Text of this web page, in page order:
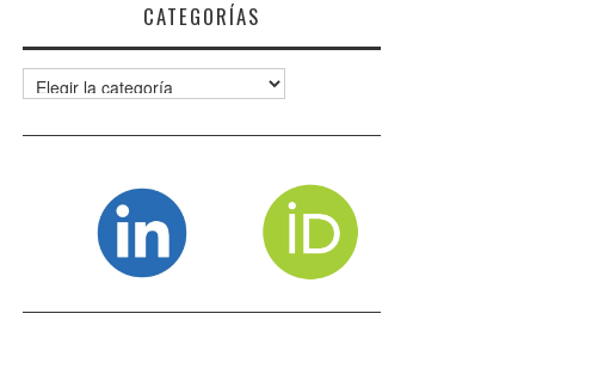
CATEGORÍAS
Categorías